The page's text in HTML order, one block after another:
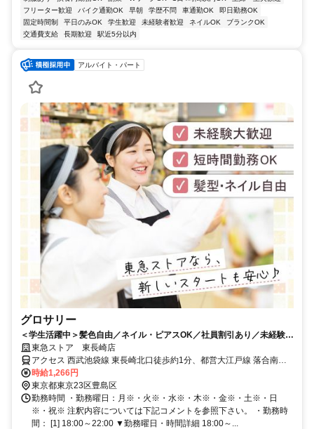
フリーター歓迎
バイク通勤OK 早朝 学歴不問 車通勤OK
即日勤務OK
固定時間制
平日のみOK 学生歓迎 未経験者歓迎 ネイルOK
ブランクOK
交通費支給
長期歓迎 駅近5分以内
アルバイト・パート
グロサリー
＜学生活躍中＞髪色自由／ネイル・ピアスOK／社員割引あり／未経験歓
迎 東急ストア 東長崎店
アクセス 西武池袋線 東長崎北口徒歩約1分、都営大江戸線 落合南長
崎A3口徒歩約13分、東京メトロ副都心線 千川1番口徒歩約14分
時給1,266円
東京都東京23区豊島区
勤務時間 ・勤務曜日：月※・火※・水※・木※・金※・土※・日
※・祝※ 注釈内容については下記コメントを参照下さい。 ・勤務時
間： [1] 18:00～22:00 ▼勤務曜日・時間詳細 18:00～...